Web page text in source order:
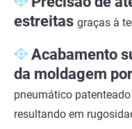
estreitas graças à
Acabamento
da moldagem
pneumático
resultando em